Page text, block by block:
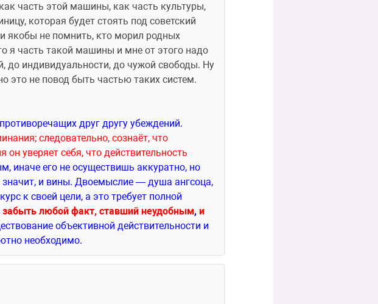
часть этой машины, как часть культуры,
которая будет стоять под советский
якобы не помнить, кто морил родных
я часть такой машины и мне от этого надо
до индивидуальности, до чужой свободы. Ну
это не повод быть частью таких систем.
следовательно, сознаёт, что
уверяет себя, что действительность
иначе его не осуществишь аккуратно, но
и вины. Двоемыслие — душа ангсоца,
к своей цели, а это требует полной
забыть любой факт, ставший неудобным, и
объективной действительности и
необходимо.